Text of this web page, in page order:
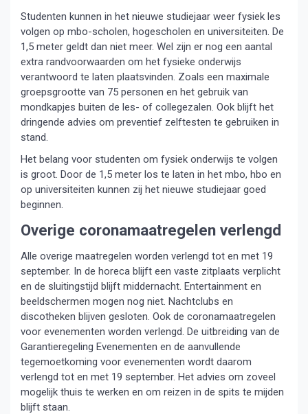
Studenten kunnen in het nieuwe studiejaar weer fysiek les
volgen op mbo-scholen, hogescholen en universiteiten. De
1,5 meter geldt dan niet meer. Wel zijn er nog een aantal
extra randvoorwaarden om het fysieke onderwijs
verantwoord te laten plaatsvinden. Zoals een maximale
groepsgrootte van 75 personen en het gebruik van
mondkapjes buiten de les- of collegezalen. Ook blijft het
dringende advies om preventief zelftesten te gebruiken in
stand.
Het belang voor studenten om fysiek onderwijs te volgen
is groot. Door de 1,5 meter los te laten in het mbo, hbo en
op universiteiten kunnen zij het nieuwe studiejaar goed
beginnen.
Overige coronamaatregelen verlengd
Alle overige maatregelen worden verlengd tot en met 19
september. In de horeca blijft een vaste zitplaats verplicht
en de sluitingstijd blijft middernacht. Entertainment en
beeldschermen mogen nog niet. Nachtclubs en
discotheken blijven gesloten. Ook de coronamaatregelen
voor evenementen worden verlengd. De uitbreiding van de
Garantieregeling Evenementen en de aanvullende
tegemoetkoming voor evenementen wordt daarom
verlengd tot en met 19 september. Het advies om zoveel
mogelijk thuis te werken en om reizen in de spits te mijden
blijft staan.